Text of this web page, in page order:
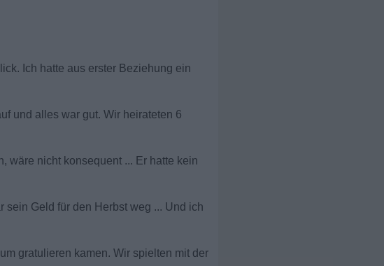
Ich hatte aus erster Beziehung ein
und alles war gut. Wir heirateten 6
wäre nicht konsequent ... Er hatte kein
Geld für den Herbst weg ... Und ich
gratulieren kamen. Wir spielten mit der